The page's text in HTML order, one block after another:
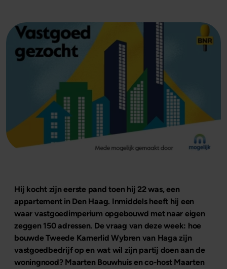
Hij kocht zijn eerste pand toen hij 22 was, een
appartement in Den Haag. Inmiddels heeft hij een
waar vastgoedimperium opgebouwd met naar eigen
zeggen 150 adressen. De vraag van deze week: hoe
bouwde Tweede Kamerlid Wybren van Haga zijn
vastgoedbedrijf op en wat wil zijn partij doen aan de
woningnood? Maarten Bouwhuis en co-host Maarten